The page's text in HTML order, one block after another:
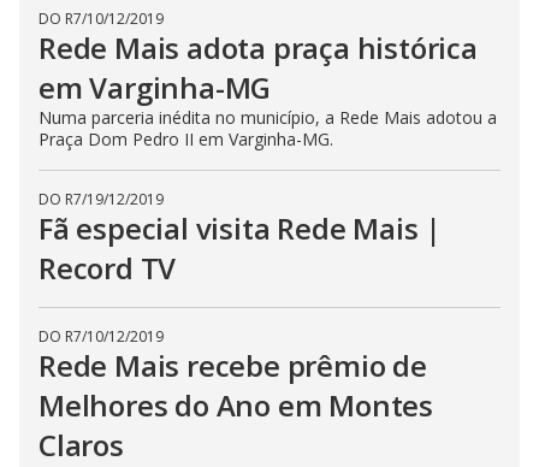
DO R7/10/12/2019
Rede Mais adota praça histórica
em Varginha-MG
Numa parceria inédita no município, a Rede Mais adotou a
Praça Dom Pedro II em Varginha-MG.
DO R7/19/12/2019
Fã especial visita Rede Mais |
Record TV
DO R7/10/12/2019
Rede Mais recebe prêmio de
Melhores do Ano em Montes
Claros